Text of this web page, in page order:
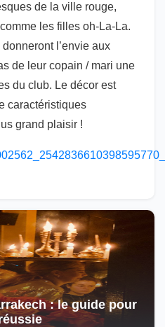
de la ville rouge,
les filles oh-La-La.
l’envie aux
de leur copain / mari une
du club. Le décor est
caractéristiques
grand plaisir !
: le guide pour